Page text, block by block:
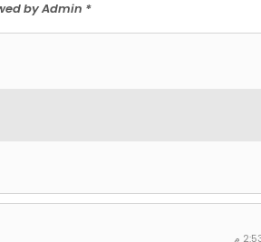
* Please Don't Spam Here. All the Comments are Reviewed by Admin.